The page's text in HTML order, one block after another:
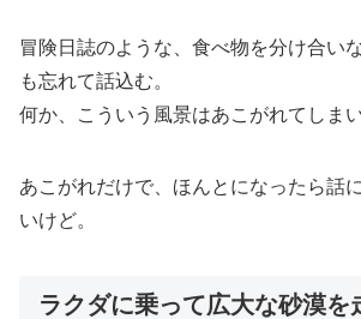
冒険日誌のような、食べ物を分け合い
も忘れて話込む。
何か、こういう風景はあこがれてしまい
あこがれだけで、ほんとになったら話
いけど。
ラクダに乗って広大な砂漠を